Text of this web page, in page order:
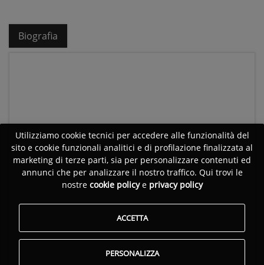
Biografia
Utilizziamo cookie tecnici per accedere alle funzionalità del
sito e cookie funzionali analitici e di profilazione finalizzata al
marketing di terze parti, sia per personalizzare contenuti ed
annunci che per analizzare il nostro traffico. Qui trovi le
nostre cookie policye privacy policy
ACCETTA
PERSONALIZZA